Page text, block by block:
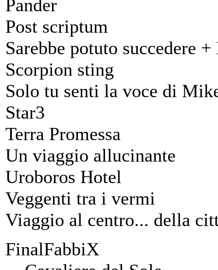
Pander
Post scriptum
Sarebbe potuto succedere
Scorpion sting
Solo tu senti la voce di
Star3
Terra Promessa
Un viaggio allucinante
Uroboros Hotel
Veggenti tra i vermi
Viaggio al centro... della
FinalFabbiX